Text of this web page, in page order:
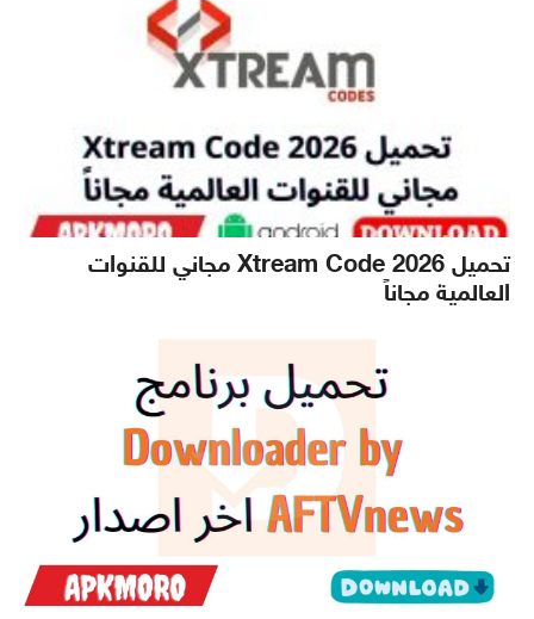
تحميل Xtream Code 2026 مجاني للقنوات
العالمية مجاناً